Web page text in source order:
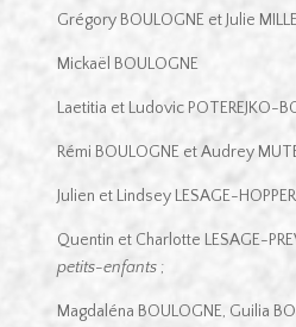
Grégory BOULOGNE et Julie
Mickaël BOULOGNE
Laetitia et Ludovic POTEREJKO-
Rémi BOULOGNE et Audrey
Julien et Lindsey LESAGE-HOPPER
Quentin et Charlotte
petits-enfants ;
Magdaléna BOULOGNE, Guilia